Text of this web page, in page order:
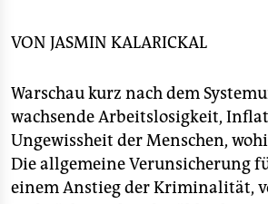
abo
genossenschaft
epaper login
VON JASMIN KALARICKAL
Warschau kurz nach dem
wachsende Arbeitslosigkeit,
Ungewissheit der Menschen,
Die allgemeine Verunsicherung
einem Anstieg der Kriminalität,